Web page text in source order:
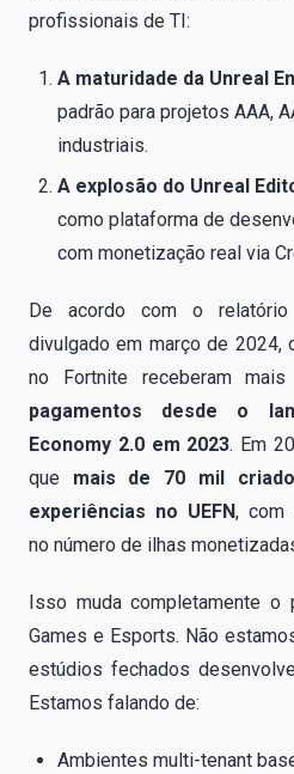
profissionais de TI:
A maturidade da Unreal
padrão para projetos AAA,
industriais.
A explosão do Unreal
como plataforma de
com monetização real via
De acordo com o
divulgado em março de 2024,
no Fortnite receberam
pagamentos desde o
Economy 2.0 em 2023. Em
que mais de 70 mil
experiências no UEFN, com
no número de ilhas
Isso muda completamente
Games e Esports. Não
estúdios fechados
Estamos falando de:
Ambientes multi-tenant